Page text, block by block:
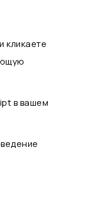
кликаете
в вашем